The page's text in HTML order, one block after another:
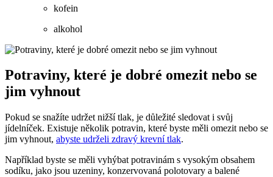
kofein
alkohol
Potraviny, které je dobré omezit nebo se
jim vyhnout
Pokud se snažíte udržet nižší tlak, je důležité sledovat i svůj
jídelníček. Existuje několik potravin, které byste měli omezit nebo se
jim vyhnout, abyste udrželi zdravý krevní tlak.
Například byste se měli vyhýbat potravinám s vysokým obsahem
sodíku, jako jsou uzeniny, konzervovaná polotovary a balené